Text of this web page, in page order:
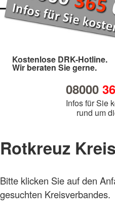
Kostenlose DRK-Hotline.
Wir beraten Sie gerne.
08000
Infos für Sie
rund um
Rotkreuz
Bitte klicken Sie auf den
gesuchten Kreisverbandes.